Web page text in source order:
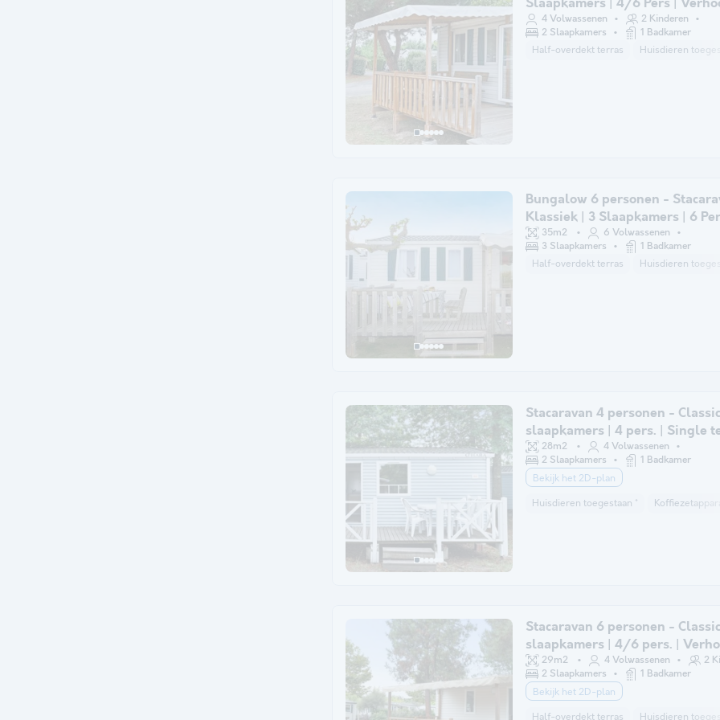
Slaapkamers | 4/6 Pers |
terras | Airconditioning
4 Volwassenen
2 Kinderen
2 Slaapkamers
1 Badkamer
Half-overdekt terras Huisdieren
Bungalow 6 personen -
Klassiek | 3 Slaapkamers | 6
Verhoogd terras |
35m2
6 Volwassenen
3 Slaapkamers
1 Badkamer
Half-overdekt terras Huisdieren
Stacaravan 4 personen -
slaapkamers | 4 pers. | Single
28m2
4 Volwassenen
2 Slaapkamers
1 Badkamer
Bekijk het 2D-plan
Huisdieren toegestaan *
Stacaravan 6 personen -
slaapkamers | 4/6 pers. |
terras | Airconditioning.
29m2 4 Volwassenen
2
2 Slaapkamers
1 Badkamer
Bekijk het 2D-plan
Half-overdekt terras Huisdieren